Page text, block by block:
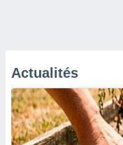
Actualités